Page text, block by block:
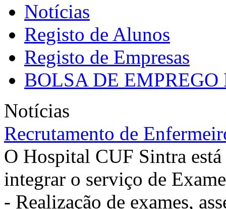
Notícias
Registo de Alunos
Registo de Empresas
BOLSA DE EMPREGO
Notícias
Recrutamento de
O Hospital CUF Sintra
integrar o serviço de
- Realização de exames,